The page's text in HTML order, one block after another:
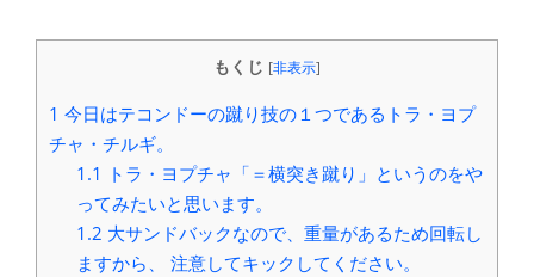
もくじ [非表示]
1 今日はテコンドーの蹴り技の１つであるトラ・ヨプ
チャ・チルギ。
1.1 トラ・ヨプチャ「＝横突き蹴り」というのをや
ってみたいと思います。
1.2 大サンドバックなので、重量があるため回転し
ますから、 注意してキックしてください。